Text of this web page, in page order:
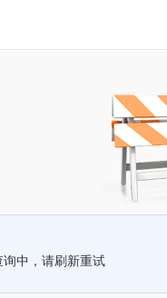
询中，请刷新重试